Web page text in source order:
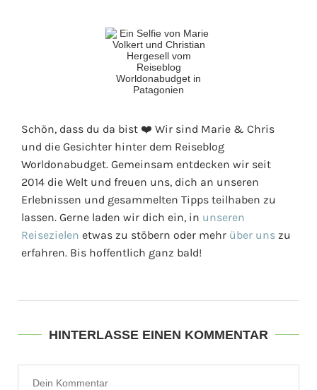
Schön, dass du da bist ❤️ Wir sind Marie & Chris
und die Gesichter hinter dem Reiseblog
Worldonabudget. Gemeinsam entdecken wir seit
2014 die Welt und freuen uns, dich an unseren
Erlebnissen und gesammelten Tipps teilhaben zu
lassen. Gerne laden wir dich ein, in unseren
Reisezielen etwas zu stöbern oder mehr über uns zu
erfahren. Bis hoffentlich ganz bald!
HINTERLASSE EINEN KOMMENTAR